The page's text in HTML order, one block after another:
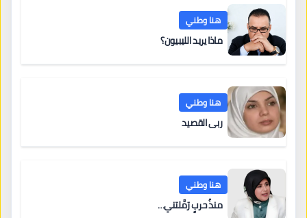
هنا وطني
ماذا يريد الليبيون؟
هنا وطني
ربى القصيد
هنا وطني
منذُ حربٍ رَمَّلتني…